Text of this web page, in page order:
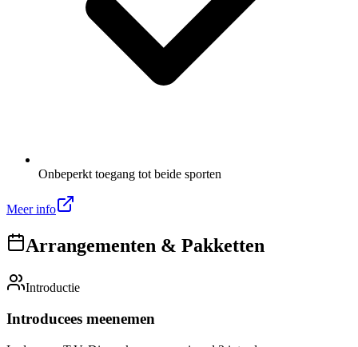
Onbeperkt toegang tot beide sporten
Meer info
Arrangementen & Pakketten
Introductie
Introducees meenemen